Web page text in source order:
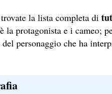
la lista completa di
la protagonista e i cameo;
personaggio che ha